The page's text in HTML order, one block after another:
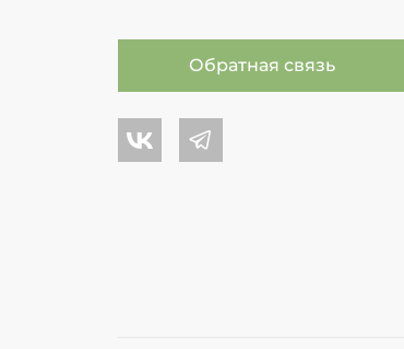
Обратная связь
Центр обоев во Вконтакте
Центр обоев в Телеграме